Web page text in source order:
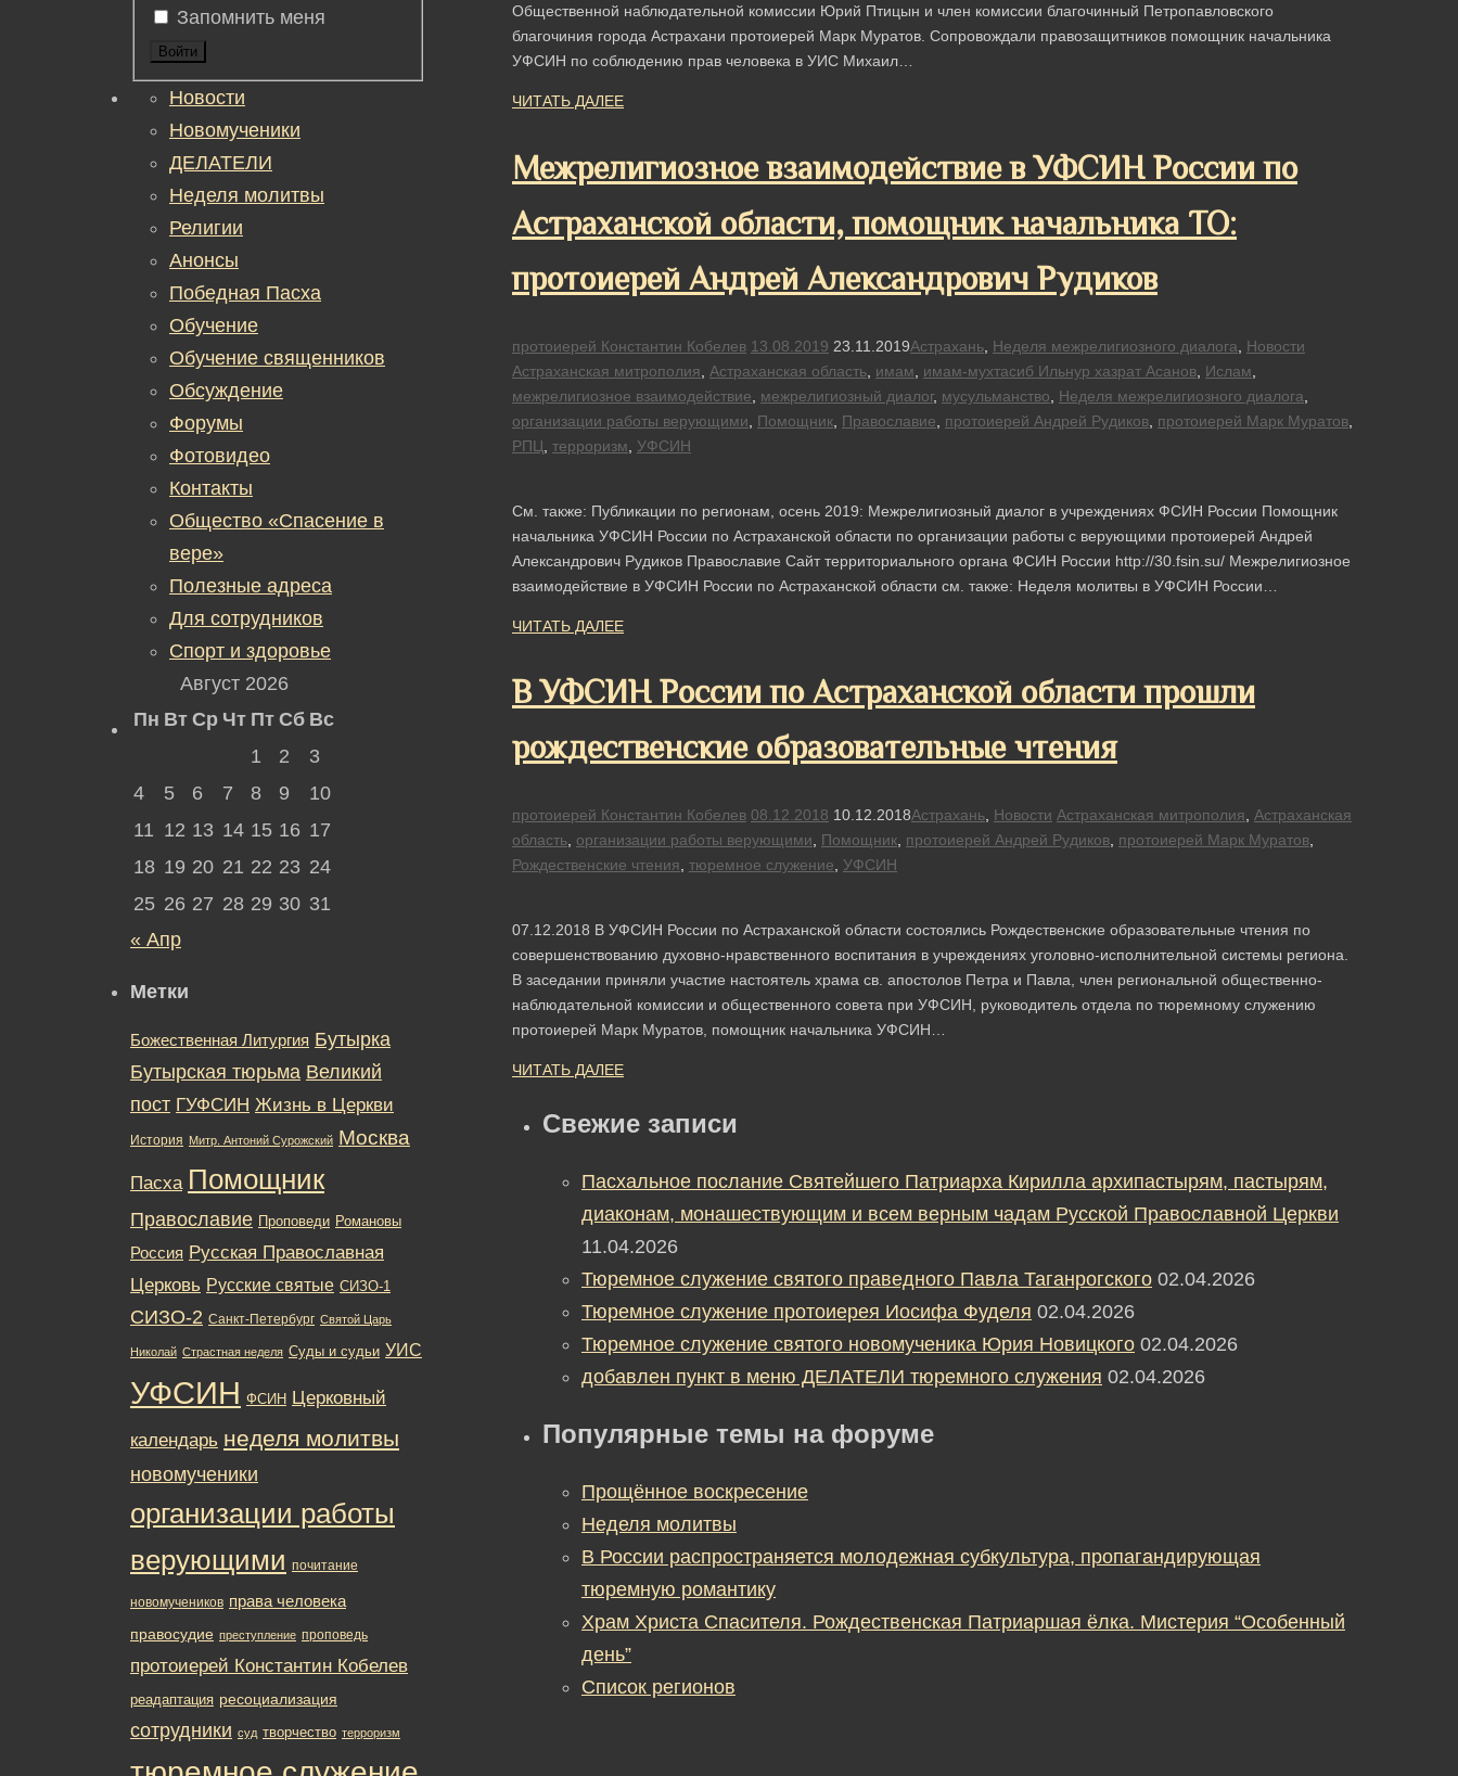
Общественной наблюдательной комиссии Юрий Птицын и член комиссии благочинный Петропавловского
благочиния города Астрахани протоиерей Марк Муратов. Сопровождали правозащитников помощник начальника
УФСИН по соблюдению прав человека в УИС Михаил…
ЧИТАТЬ ДАЛЕЕ
Межрелигиозное взаимодействие в УФСИН России по
Астраханской области, помощник начальника ТО:
протоиерей Андрей Александрович Рудиков
протоиерей Константин Кобелев 13.08.2019 23.11.2019Астрахань Неделя межрелигиозного диалога
Новости
Астраханская митрополия
Астраханская область имам имам-мухтасиб Ильнур хазрат Асанов Ислам
межрелигиозное взаимодействие
межрелигиозный диалог, мусульманство Неделя межрелигиозного диалога
организации работы верующими
Помощник Православие протоиерей Андрей Рудиков протоиерей Марк Муратов
РПЦ терроризм УФСИН
См. также: Публикации по регионам, осень 2019: Межрелигиозный диалог в учреждениях ФСИН России Помощник
начальника УФСИН России по Астраханской области по организации работы с верующими протоиерей Андрей
Александрович Рудиков Православие Сайт территориального органа ФСИН России http://30.fsin.su/ Межрелигиозное
взаимодействие в УФСИН России по Астраханской области см. также: Неделя молитвы в УФСИН России…
ЧИТАТЬ ДАЛЕЕ
В УФСИН России по Астраханской области прошли
рождественские образовательные чтения
протоиерей Константин Кобелев 08.12.2018 10.12.2018Астрахань, Новости Астраханская митрополия, Астраханская
область, организации работы верующими, Помощник, протоиерей Андрей Рудиков, протоиерей Марк Муратов,
Рождественские чтения, тюремное служение, УФСИН
07.12.2018 В УФСИН России по Астраханской области состоялись Рождественские образовательные чтения по
совершенствованию духовно-нравственного воспитания в учреждениях уголовно-исполнительной системы региона.
В заседании приняли участие настоятель храма св. апостолов Петра и Павла, член региональной общественно-
наблюдательной комиссии и общественного совета при УФСИН, руководитель отдела по тюремному служению
протоиерей Марк Муратов, помощник начальника УФСИН…
ЧИТАТЬ ДАЛЕЕ
Свежие записи
Пасхальное послание Святейшего Патриарха Кирилла архипастырям, пастырям,
диаконам, монашествующим и всем верным чадам Русской Православной Церкви
11.04.2026
Тюремное служение святого праведного Павла Таганрогского 02.04.2026
Тюремное служение протоиерея Иосифа Фуделя 02.04.2026
Тюремное служение святого новомученика Юрия Новицкого 02.04.2026
добавлен пункт в меню ДЕЛАТЕЛИ тюремного служения 02.04.2026
Популярные темы на форуме
Прощённое воскресение
Неделя молитвы
В России распространяется молодежная субкультура, пропагандирующая
тюремную романтику
Храм Христа Спасителя. Рождественская Патриаршая ёлка. Мистерия “Особенный
день”
Список регионов
Запомнить меня
Войти
Новости
Новомученики
ДЕЛАТЕЛИ
Неделя молитвы
Религии
Анонсы
Победная Пасха
Обучение
Обучение священников
Обсуждение
Форумы
Фотовидео
Контакты
Общество «Спасение в
вере»
Полезные адреса
Для сотрудников
Спорт и здоровье
Август 2026
Пн Вт Ср Чт Пт Сб Вс
1
2
3
4
5 6 7 8 9
10
11 12 13 14 15 16 17
18 19 20 21 22 23 24
25 26 27 28 29 30 31
« Апр
Метки
Божественная Литургия Бутырка
Бутырская тюрьма Великий
пост ГУФСИН Жизнь в Церкви
История Митр. Антоний Сурожский Москва
Пасха Помощник
Православие Проповеди Романовы
Россия Русская Православная
Церковь Русские святые СИЗО-1
СИЗО-2 Санкт-Петербург Святой Царь
Николай Страстная неделя Суды и судьи УИС
УФСИН ФСИН Церковный
календарь неделя молитвы
новомученики
организации работы
верующими почитание
новомучеников права человека
правосудие преступление проповедь
протоиерей Константин Кобелев
реадаптация ресоциализация
сотрудники суд творчество терроризм